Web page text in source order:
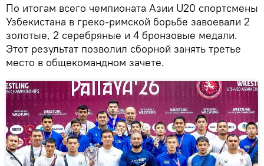
По итогам всего чемпионата Азии U20 спортсмены
Узбекистана в греко-римской борьбе завоевали 2
золотые, 2 серебряные и 4 бронзовые медали.
Этот результат позволил сборной занять третье
место в общекомандном зачете.